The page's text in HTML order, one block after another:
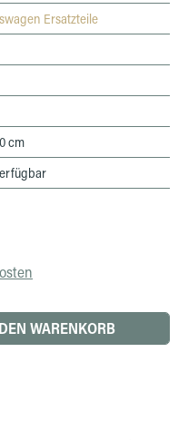
Ersatzteile
cm
gewünschten Wert
WARENKORB